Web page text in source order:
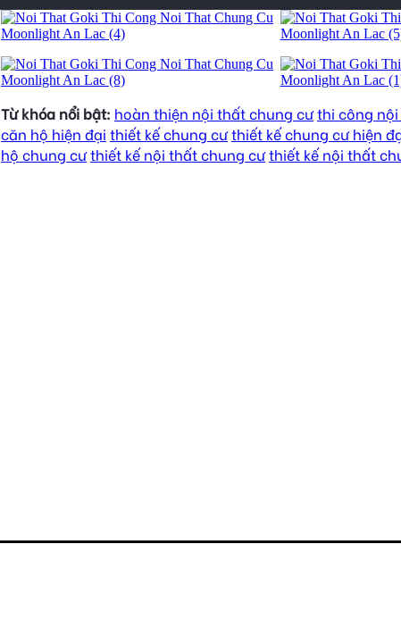
Từ khóa nổi bật: hoàn thiện nội thất chung cưthi công
căn hộ hiện đại thiết kế chung cưthiết kế chung cư hiện
hộ chung cưthiết kế nội thất chung cưthiết kế nội thất